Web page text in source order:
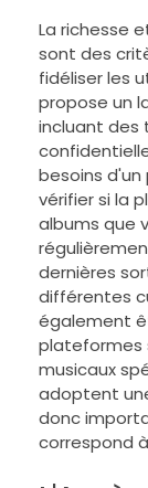
La richesse
sont des
fidéliser les
propose un
incluant des
besoins
vérifier si la
albums que
dernières
différentes
également
plateformes
musicaux
adoptent
donc
correspond